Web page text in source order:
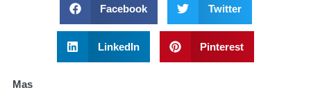
Facebook Twitter
LinkedIn Pinterest
Mas